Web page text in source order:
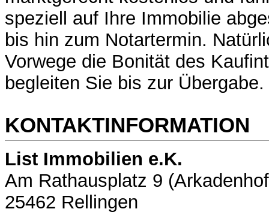
speziell auf Ihre Immobilie
bis hin zum Notartermin.
Vorwege die Bonität des
begleiten Sie bis zur Übergabe.
KONTAKTINFORMATION
List Immobilien e.K.
Am Rathausplatz 9
25462 Rellingen